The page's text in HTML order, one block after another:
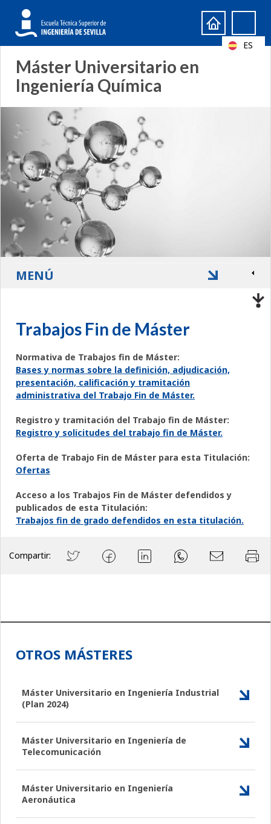
Formulario
de
búsqueda
Search
Máster Universitario en
Ingeniería Química
Trabajos Fin de Máster
Normativa de Trabajos fin de Máster:
Bases y normas sobre la definición, adjudicación,
presentación, calificación y tramitación
administrativa del Trabajo Fin de Máster.
Registro y tramitación del Trabajo fin de Máster:
Registro y solicitudes del trabajo fin de Máster.
Oferta de Trabajo Fin de Máster para esta Titulación:
Ofertas
Acceso a los Trabajos Fin de Máster defendidos y
publicados de esta Titulación:
Trabajos fin de grado defendidos en esta titulación.
Compartir:
MENÚ
OTROS MÁSTERES
Máster Universitario en Ingeniería Industrial
(Plan 2024)
Máster Universitario en Ingeniería de
Telecomunicación
Máster Universitario en Ingeniería
Aeronáutica
ES